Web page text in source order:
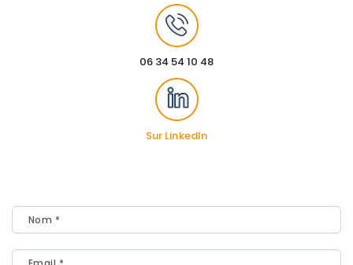
06 34 54 10 48
Sur LinkedIn